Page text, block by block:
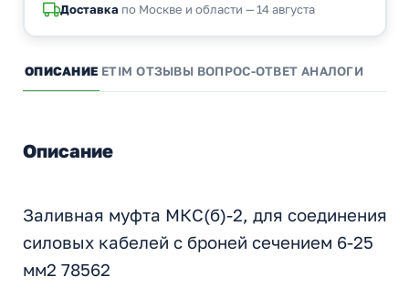
Доставка по Москве и области — 14 августа
ОПИСАНИЕ ETIM ОТЗЫВЫ ВОПРОС-ОТВЕТ АНАЛОГИ
Описание
Заливная муфта МКС(б)-2, для соединения
силовых кабелей с броней сечением 6-25
мм2 78562